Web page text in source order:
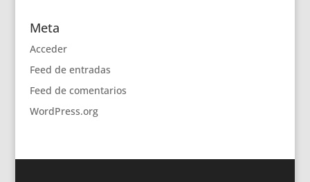
Meta
Acceder
Feed de entradas
Feed de comentarios
WordPress.org